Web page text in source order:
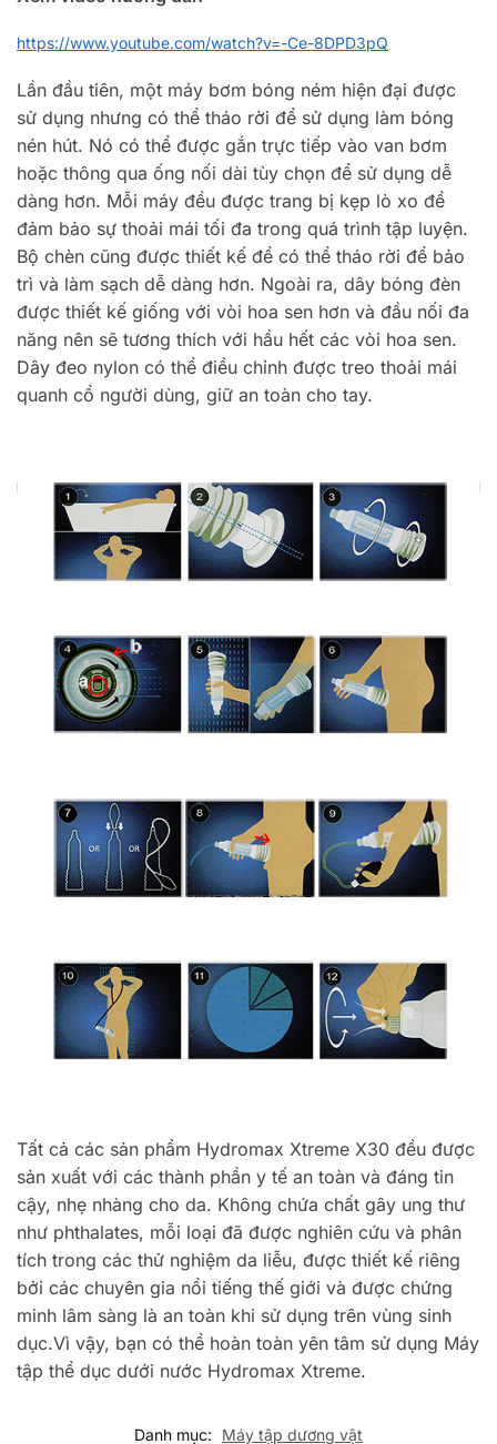
https://www.youtube.com/watch?v=-Ce-8DPD3pQ
Lần đầu tiên, một máy bơm bóng ném hiện đại được
sử dụng nhưng có thể tháo rời để sử dụng làm bóng
nén hút. Nó có thể được gắn trực tiếp vào van bơm
hoặc thông qua ống nối dài tùy chọn để sử dụng dễ
dàng hơn. Mỗi máy đều được trang bị kẹp lò xo để
đảm bảo sự thoải mái tối đa trong quá trình tập luyện.
Bộ chèn cũng được thiết kế để có thể tháo rời để bảo
trì và làm sạch dễ dàng hơn. Ngoài ra, dây bóng đèn
được thiết kế giống với vòi hoa sen hơn và đầu nối đa
năng nên sẽ tương thích với hầu hết các vòi hoa sen.
Dây đeo nylon có thể điều chỉnh được treo thoải mái
quanh cổ người dùng, giữ an toàn cho tay.
Tất cả các sản phẩm Hydromax Xtreme X30 đều được
sản xuất với các thành phần y tế an toàn và đáng tin
cậy, nhẹ nhàng cho da. Không chứa chất gây ung thư
như phthalates, mỗi loại đã được nghiên cứu và phân
tích trong các thử nghiệm da liễu, được thiết kế riêng
bởi các chuyên gia nổi tiếng thế giới và được chứng
minh lâm sàng là an toàn khi sử dụng trên vùng sinh
dục.Vì vậy, bạn có thể hoàn toàn yên tâm sử dụng Máy
tập thể dục dưới nước Hydromax Xtreme.
Danh mục: Máy tập dương vật